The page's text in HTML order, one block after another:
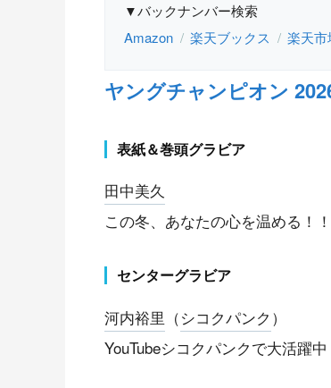
▼バックナンバー検索
Amazon
楽天ブックス 楽天市
ヤングチャンピオン
表紙＆巻頭グラビア
田中美久
この冬、あなたの心を温める！！
センターグラビア
河内裕里 （シコクパンク ）
YouTubeシコクパンクで大活躍